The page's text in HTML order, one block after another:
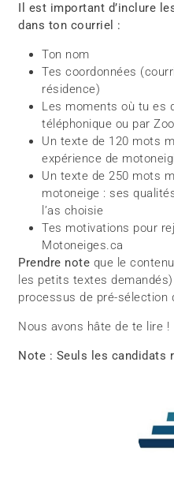
Il est important d’inclure
dans ton courriel :
Ton nom
Tes coordonnées
résidence)
Les moments où tu es
téléphonique ou par
Un texte de 120 mots
expérience de
Un texte de 250 mots
motoneige : ses
l’as choisie
Tes motivations pour
Motoneiges.ca
Prendre note que le
les petits textes
processus de pré-sélection
Nous avons hâte de te lire !
Note : Seuls les candidats